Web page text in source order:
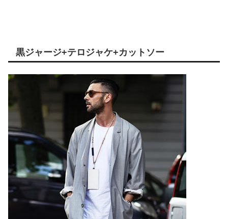
黒ジャージ+テロジャケ+カットソー